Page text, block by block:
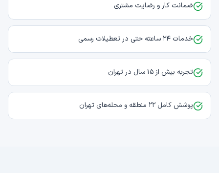
ضمانت کار و رضایت مشتری
خدمات ۲۴ ساعته حتی در تعطیلات رسمی
تجربه بیش از ۱۵ سال در تهران
پوشش کامل ۲۲ منطقه و محله‌های تهران